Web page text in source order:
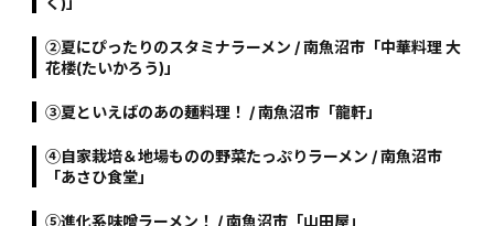
②夏にぴったりのスタミナラーメン / 南魚沼市「中華料理 大
花楼(たいかろう)」
③夏といえばのあの麺料理！ / 南魚沼市「龍軒」
④自家栽培＆地場ものの野菜たっぷりラーメン / 南魚沼市
「あさひ食堂」
⑤進化系味噌ラーメン！ / 南魚沼市「山田屋」